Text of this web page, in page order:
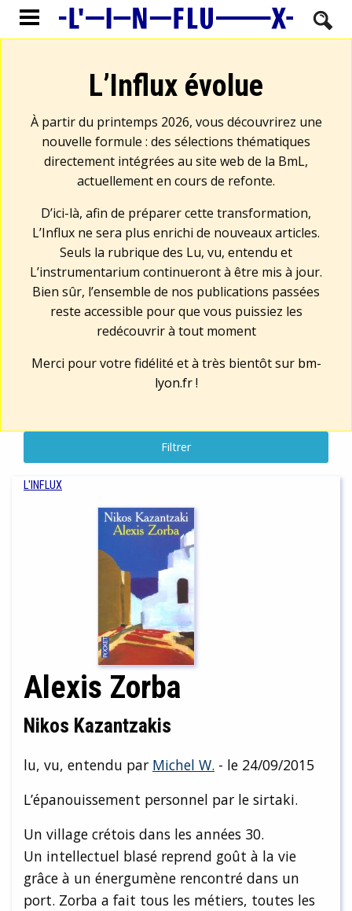
L’Influx évolue
À partir du printemps 2026, vous découvrirez une
nouvelle formule : des sélections thématiques
directement intégrées au site web de la BmL,
actuellement en cours de refonte.
D’ici-là, afin de préparer cette transformation,
L’Influx ne sera plus enrichi de nouveaux articles.
Seuls la rubrique des Lu, vu, entendu et
L’instrumentarium continueront à être mis à jour.
Bien sûr, l’ensemble de nos publications passées
reste accessible pour que vous puissiez les
redécouvrir à tout moment
Merci pour votre fidélité et à très bientôt sur bm-
lyon.fr!
Filtrer
L'INFLUX
Alexis Zorba
Nikos Kazantzakis
lu, vu, entendu par Michel W. - le 24/09/2015
L’épanouissement personnel par le sirtaki.
Un village crétois dans les années 30.
Un intellectuel blasé reprend goût à la vie
grâce à un énergumène rencontré dans un
port. Zorba a fait tous les métiers, toutes les